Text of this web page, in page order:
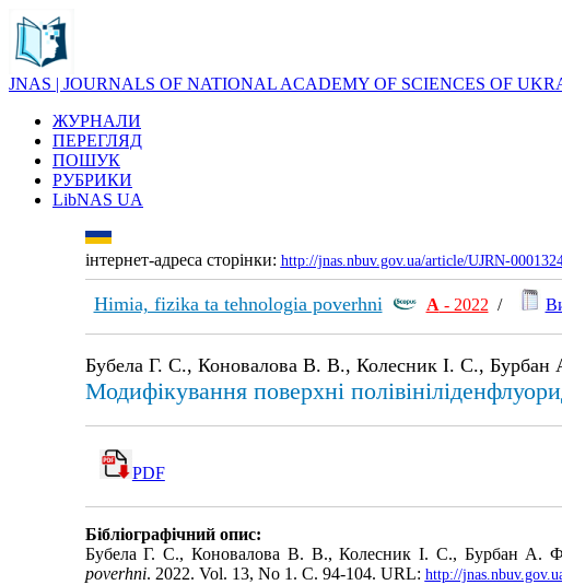
JNAS | JOURNALS OF NATIONAL ACADEMY OF SCIENCES OF
ЖУРНАЛИ
ПЕРЕГЛЯД
ПОШУК
РУБРИКИ
LibNAS UA
інтернет-адреса сторінки: http://jnas.nbuv.gov.ua/article/UJRN-
Himia, fizika ta tehnologia poverhni А - 2022 /
Бубела Г. С., Коновалова В. В., Колесник І. С.,
Модифікування поверхні
PDF
Бібліографічний опис:
Бубела Г. С., Коновалова В. В., Колесник І. С., Бурбан А. Ф.
poverhni. 2022. Vol. 13, No 1. С. 94-104. URL: http://